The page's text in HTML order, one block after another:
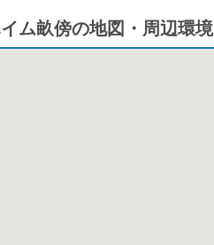
ム畝傍の地図・周辺環境